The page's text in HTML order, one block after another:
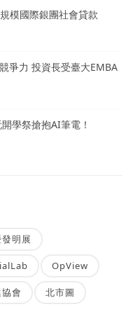
模國際銀團社會貸款
爭力 投資長受臺大EMBA
學祭搶抱AI筆電！
明展
OpView
會 北市圖